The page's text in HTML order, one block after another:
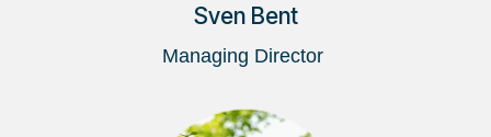
Sven Bent
Managing Director